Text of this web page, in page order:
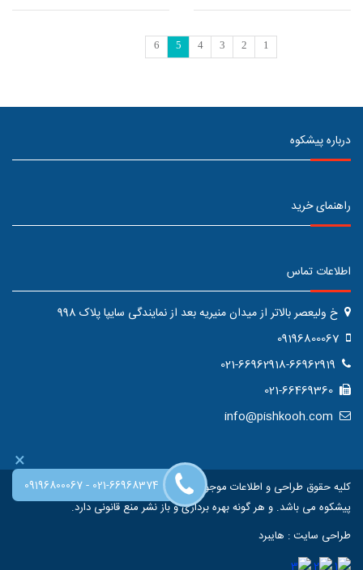
1
2
3
4
5
6
درباره پیشکوه
راهنمای خرید
اطلاعات تماس
خ ولیعصر بالاتر از میدان منیریه بعد از نمایندگی سایپا پلاک 998
کلیه حقوق طراحی و اطلاعات موجود در این سایت متعلق به فروشگاه اینترنتی
پیشکوه می باشد. و هر گونه بهره برداری و باز نشر منع قانونی دارد.
طراحی سایت: هایبرد
×
09196800067- 021-66968374